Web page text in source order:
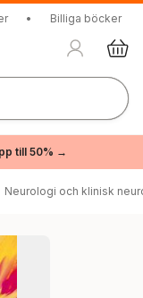
• Billiga böcker
till 50% →
Neurologi och klinisk